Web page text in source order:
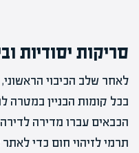
סריקות יסודיות
לאחר שלב הכיבוי
בכל קומות הבניין במטרה
הכבאים עברו מדירה
תרמי לזיהוי חום כדי